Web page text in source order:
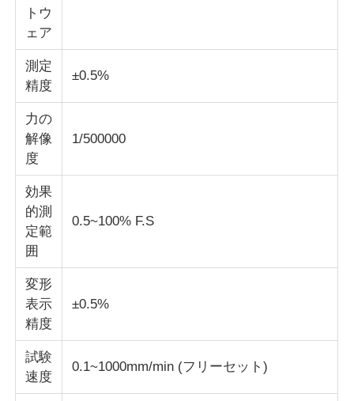
衝撃試験機
摩耗の試験機
ゴム製試験装置
履物試験装置
建築材料の試験装置
パッケージ試験装置
接着剤試験装置
生地試験機
トウ
ェア
測定
精度
±0.5%
力の
解像
度
1/500000
効果
的測
定範
囲
0.5~100% F.S
変形
表示
精度
±0.5%
試験
速度
0.1~1000mm/min (フリーセット)